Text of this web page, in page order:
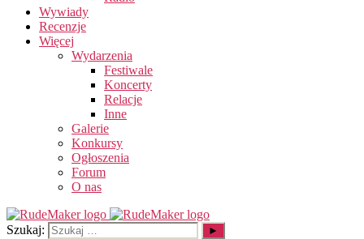
Wywiady
Recenzje
Więcej
Wydarzenia
Festiwale
Koncerty
Relacje
Inne
Galerie
Konkursy
Ogłoszenia
Forum
O nas
Szukaj: